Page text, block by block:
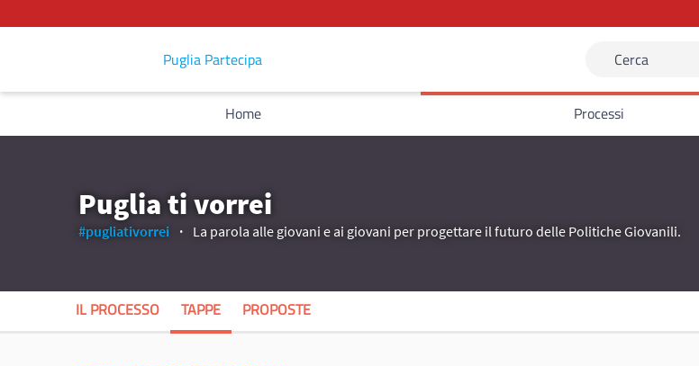
Puglia Partecipa Cerca
Home Processi
Puglia ti vorrei
#pugliativorrei La parola alle giovani e ai giovani per progettare il futuro delle Politiche Giovanili.
IL PROCESSO TAPPE PROPOSTE